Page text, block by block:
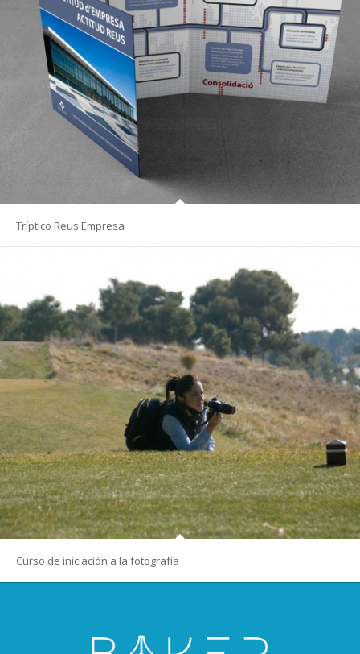
Tríptico Reus Empresa
Curso de iniciación a la fotografía